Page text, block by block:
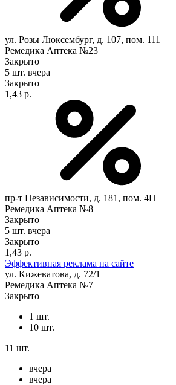
ул. Розы Люксембург, д. 107, пом. 111
Ремедика Аптека №23
Закрыто
5 шт. вчера
Закрыто
1,43 р.
пр-т Независимости, д. 181, пом. 4Н
Ремедика Аптека №8
Закрыто
5 шт. вчера
Закрыто
1,43 р.
Эффективная реклама на сайте
ул. Кижеватова, д. 72/1
Ремедика Аптека №7
Закрыто
1 шт.
10 шт.
11 шт.
вчера
вчера